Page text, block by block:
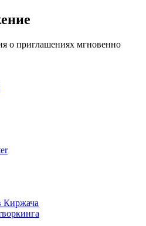
о приглашениях мгновенно
Киржача